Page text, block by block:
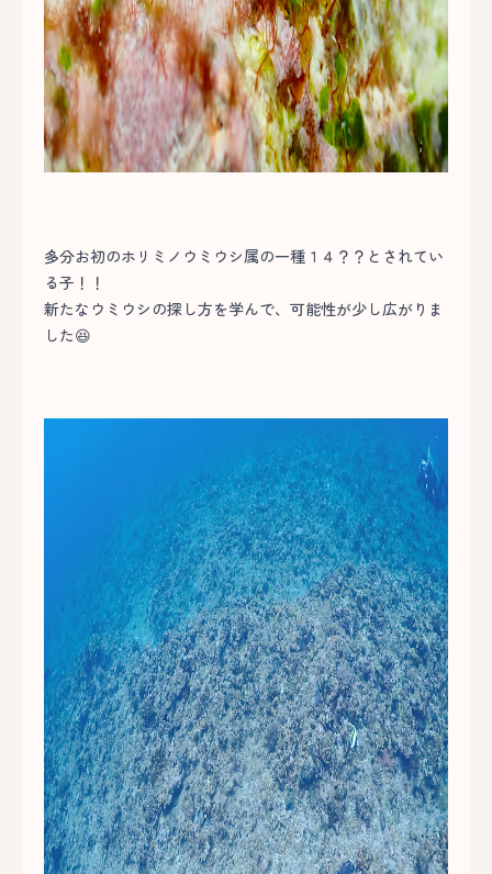
多分お初のホリミノウミウシ属の一種１４？？とされてい
る子！！
新たなウミウシの探し方を学んで、可能性が少し広がりま
した😆